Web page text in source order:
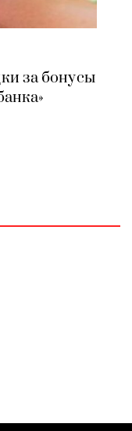
за бонусы